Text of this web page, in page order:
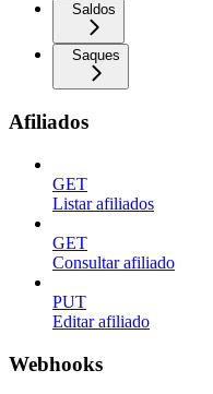
Saldos
Saques
Afiliados
GET
Listar afiliados
GET
Consultar afiliado
PUT
Editar afiliado
Webhooks